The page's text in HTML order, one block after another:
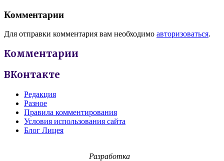
Комментарии
Для отправки комментария вам необходимо авторизоваться.
Комментарии
ВКонтакте
Редакция
Разное
Правила комментирования
Условия использования сайта
Блог Лицея
Разработка